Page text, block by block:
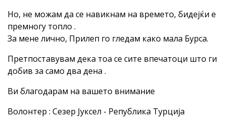
Но, не можам да се навикнам на времето, бидејќи е
премногу топло .
За мене лично, Прилеп го гледам како мала Бурса.
Претпоставувам дека тоа се сите впечатоци што ги
добив за само два дена .
Ви благодарам на вашето внимание
Волонтер : Сезер Јуксел - Република Турција